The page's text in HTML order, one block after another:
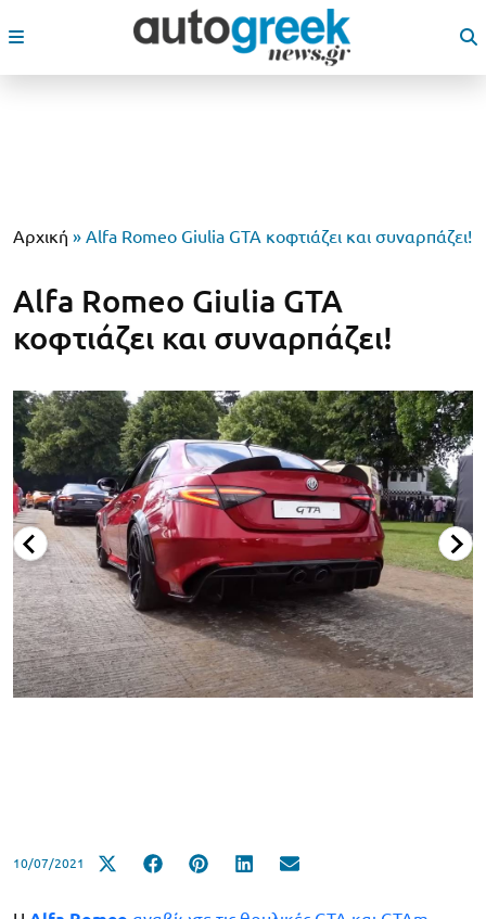
Αρχική » Alfa Romeo Giulia GTA κοφτιάζει και συναρπάζει!
Alfa Romeo Giulia GTA
κοφτιάζει και συναρπάζει!
10/07/2021